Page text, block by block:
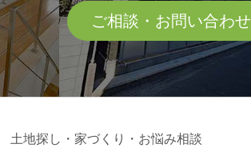
ご相談・お問い合わせ
土地探し・家づくり・お悩み相談